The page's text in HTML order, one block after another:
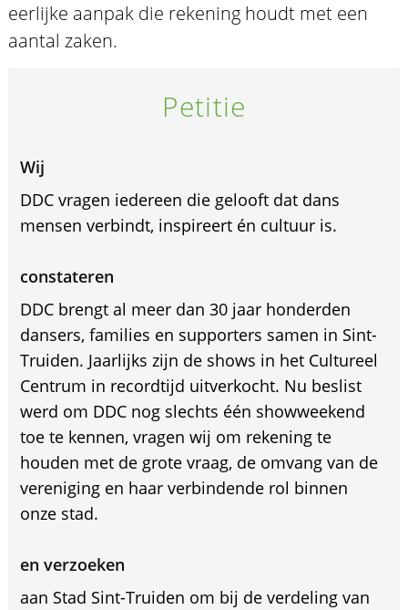
eerlijke aanpak die rekening houdt met een
aantal zaken.
Petitie
Wij
DDC vragen iedereen die gelooft dat dans
mensen verbindt, inspireert én cultuur is.
constateren
DDC brengt al meer dan 30 jaar honderden
dansers, families en supporters samen in Sint-
Truiden. Jaarlijks zijn de shows in het Cultureel
Centrum in recordtijd uitverkocht. Nu beslist
werd om DDC nog slechts één showweekend
toe te kennen, vragen wij om rekening te
houden met de grote vraag, de omvang van de
vereniging en haar verbindende rol binnen
onze stad.
en verzoeken
aan Stad Sint-Truiden om bij de verdeling van